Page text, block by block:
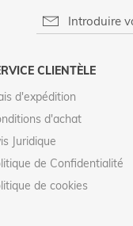
CLIENTÈLE
d'expédition
d'achat
Juridique
de Confidentialité
de cookies